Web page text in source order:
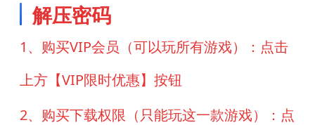
解压密码
1、购买VIP会员（可以玩所有游戏）：点击
上方【VIP限时优惠】按钮
2、购买下载权限（只能玩这一款游戏）：点